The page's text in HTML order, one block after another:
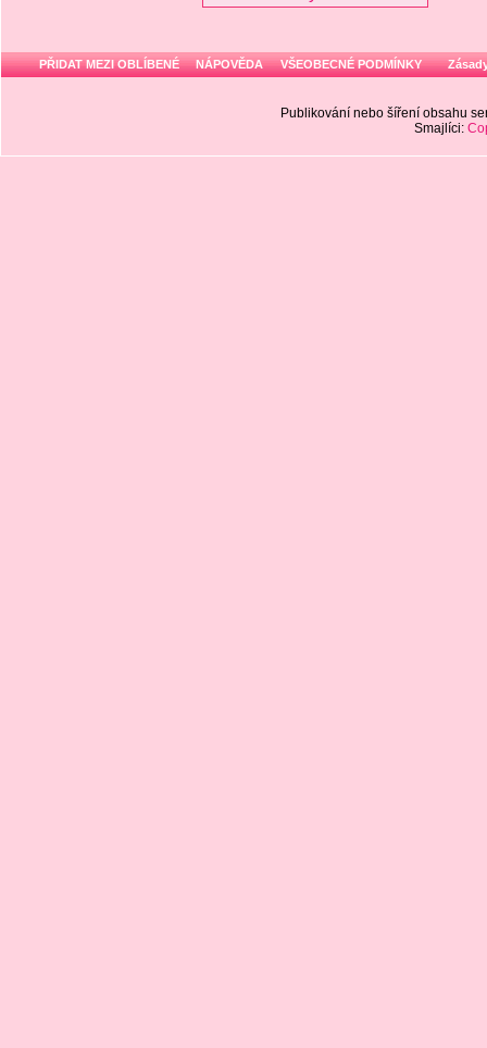
PŘIDAT MEZI OBLÍBENÉ NÁPOVĚDA VŠEOBECNÉ PODMÍNKY
Publikování nebo šíření obsahu
Smajlíci: